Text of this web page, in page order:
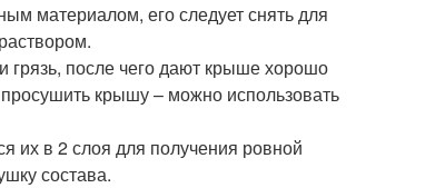
материалом, его следует снять для
после чего дают крыше хорошо
крышу – можно использовать
их в 2 слоя для получения ровной
состава.